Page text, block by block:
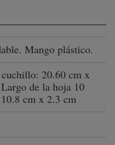
Mango plástico.
20.60 cm x
de la hoja 10
cm x 2.3 cm